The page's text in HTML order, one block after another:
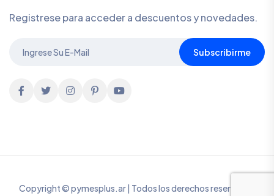
Registrese para acceder a descuentos y novedades.
Subscribirme
Copyright © pymesplus.ar | Todos los derechos reservados